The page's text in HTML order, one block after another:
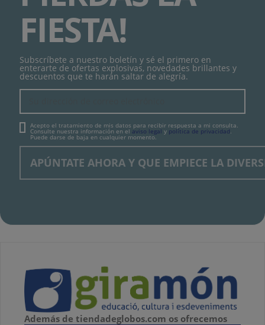
FIESTA!
Subscríbete a nuestro boletín y sé el primero en
enterarte de ofertas explosivas, novedades brillantes y
descuentos que te harán saltar de alegría.
Acepto el tratamiento de mis datos para recibir respuesta a mi consulta.
Consulte nuestra información en el aviso legal y política de privacidad
Puede darse de baja en cualquier momento.
Además de tiendadeglobos.com os ofrecemos